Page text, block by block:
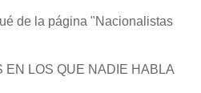
de la página "Nacionalistas
EN LOS QUE NADIE HABLA